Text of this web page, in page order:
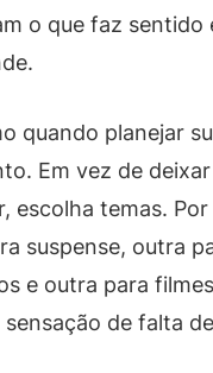
o que faz sentido
quando planejar
Em vez de
escolha temas.
suspense, outra
e outra para
sensação de falta